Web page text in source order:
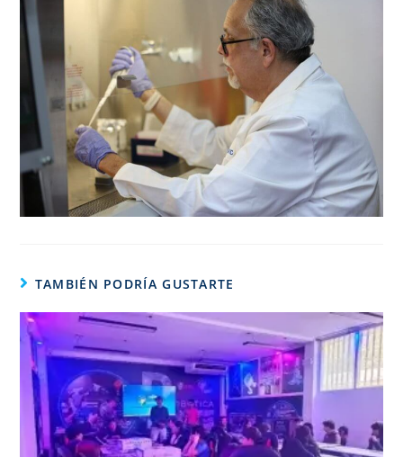
TAMBIÉN PODRÍA GUSTARTE